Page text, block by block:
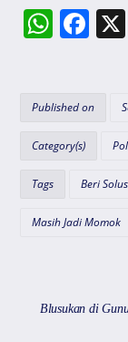
W
s
A
p
F
e
o
o
k
Published on
Category(s)
Tags Beri
Masih Jadi Momok
Blusukan di